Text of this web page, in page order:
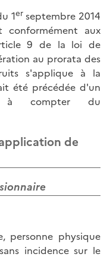
1erseptembre 2014
conformément aux
9 de la loi de
au prorata des
s'applique à la
été précédée d'un
à compter du
de
personne physique
incidence sur le